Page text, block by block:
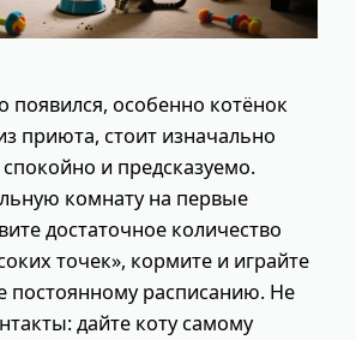
появился, особенно котёнок
приюта, стоит изначально
и предсказуемо.
комнату на первые
достаточное количество
точек», кормите и играйте
постоянному расписанию. Не
дайте коту самому